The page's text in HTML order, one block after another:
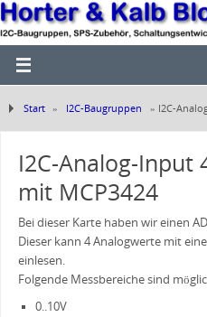
Start » I2C-Baugruppen » I2C-
I2C-Analog-Input
mit MCP3424
Bei dieser Karte haben wir einen
Dieser kann 4 Analogwerte mit
einlesen.
Folgende Messbereiche sind
0..10V